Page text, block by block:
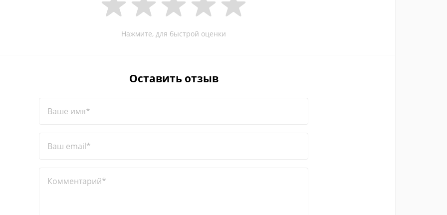
Нажмите, для быстрой оценки
Оставить отзыв
Ваше имя*
Ваш email*
Комментарий*